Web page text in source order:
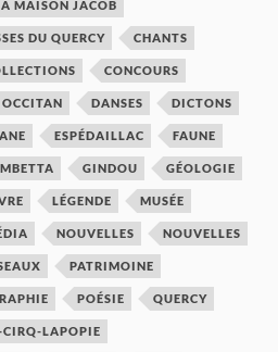
MAISON JACOB
DU QUERCY CHANTS
CONCOURS
OCCITAN DANSES DICTONS
ESPÉDAILLAC FAUNE
GINDOU GÉOLOGIE
LÉGENDE MUSÉE
NOUVELLES NOUVELLES
PATRIMOINE
POÉSIE QUERCY
LAPOPIE